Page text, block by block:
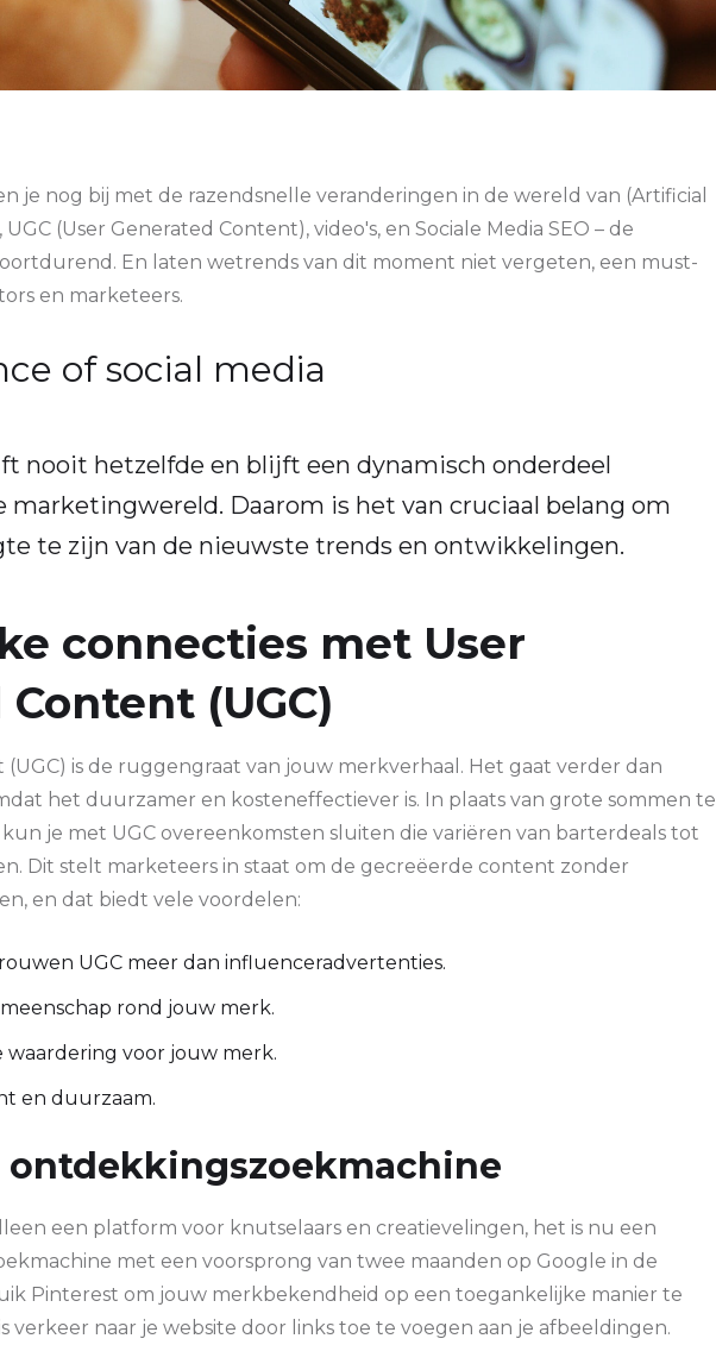
je nog bij met de razendsnelle veranderingen in de wereld van (Artificial
(User Generated Content), video's, en Sociale Media SEO – de
En laten wetrends van dit moment niet vergeten, een must-
en marketeers.
of social media
nooit hetzelfde en blijft een dynamisch onderdeel
marketingwereld. Daarom is het van cruciaal belang om
te zijn van de nieuwste trends en ontwikkelingen.
connecties met User
(UGC)
is de ruggengraat van jouw merkverhaal. Het gaat verder dan
het duurzamer en kosteneffectiever is. In plaats van grote sommen te
je met UGC overeenkomsten sluiten die variëren van barterdeals tot
Dit stelt marketeers in staat om de gecreëerde content zonder
en dat biedt vele voordelen:
UGC meer dan influenceradvertenties.
rond jouw merk.
voor jouw merk.
en duurzaam.
ontdekkingszoekmachine
een platform voor knutselaars en creatievelingen, het is nu een
met een voorsprong van twee maanden op Google in de
Pinterest om jouw merkbekendheid op een toegankelijke manier te
naar je website door links toe te voegen aan je afbeeldingen.